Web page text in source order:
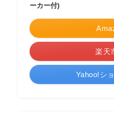
ーカー付)
楽天
Yahoo!シ